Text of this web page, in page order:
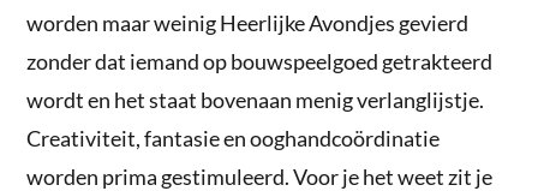
worden maar weinig Heerlijke Avondjes gevierd
zonder dat iemand op bouwspeelgoed getrakteerd
wordt en het staat bovenaan menig verlanglijstje.
Creativiteit, fantasie en ooghandcoördinatie
worden prima gestimuleerd. Voor je het weet zit je